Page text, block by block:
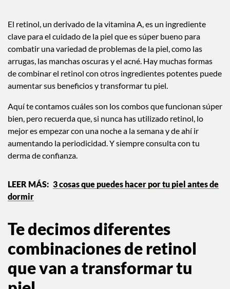
El retinol, un derivado de la vitamina A, es un ingrediente
clave para el cuidado de la piel que es súper bueno para
combatir una variedad de problemas de la piel, como las
arrugas, las manchas oscuras y el acné. Hay muchas formas
de combinar el retinol con otros ingredientes potentes puede
aumentar sus beneficios y transformar tu piel.
Aquí te contamos cuáles son los combos que funcionan súper
bien, pero recuerda que, si nunca has utilizado retinol, lo
mejor es empezar con una noche a la semana y de ahí ir
aumentando la periodicidad. Y siempre consulta con tu
derma de confianza.
3 cosas que puedes hacer por tu piel antes de
dormir
Te decimos diferentes
combinaciones de retinol
que van a transformar tu